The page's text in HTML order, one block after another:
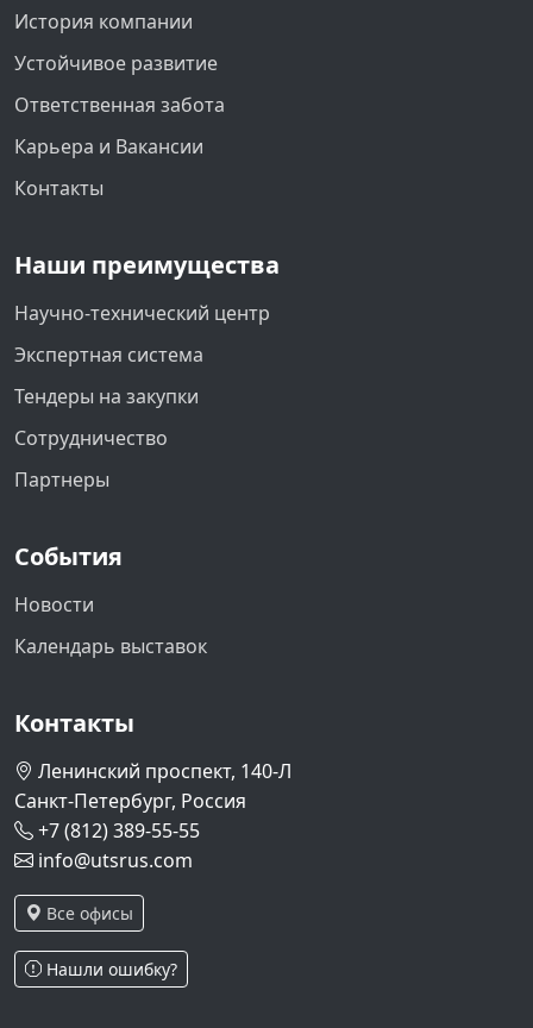
История компании
Устойчивое развитие
Ответственная забота
Карьера и Вакансии
Контакты
Наши преимущества
Научно-технический центр
Экспертная система
Тендеры на закупки
Сотрудничество
Партнеры
События
Новости
Календарь выставок
Контакты
Ленинский проспект, 140-Л
Санкт-Петербург, Россия
+7 (812) 389-55-55
info@utsrus.com
Все офисы
Нашли ошибку?